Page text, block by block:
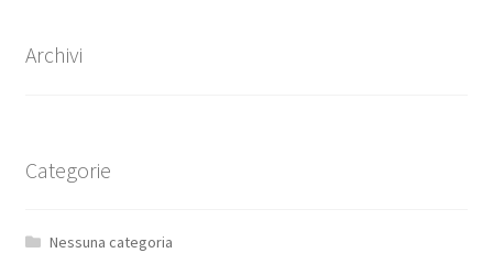
Archivi
Categorie
Nessuna categoria